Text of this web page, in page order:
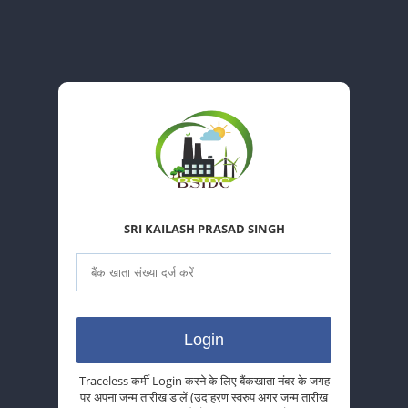
SRI KAILASH PRASAD SINGH
Traceless कर्मी Login करने के लिए बैंकखाता नंबर के जगह
पर अपना जन्म तारीख डालें (उदाहरण स्वरुप अगर जन्म तारीख